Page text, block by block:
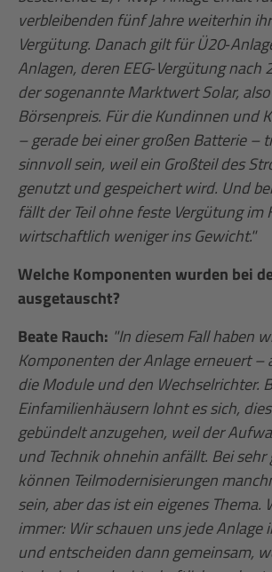
verbleibenden fünf Jahre weiterhin
Vergütung. Danach gilt für
Anlagen, deren EEG‑Vergütung nach
der sogenannte Marktwert Solar,
Börsenpreis. Für die Kundinnen und
– gerade bei einer großen Batterie –
sinnvoll sein, weil ein Großteil des
genutzt und gespeichert wird. Und
fällt der Teil ohne feste Vergütung im
wirtschaftlich weniger ins Gewicht."
Welche Komponenten wurden bei
ausgetauscht?
Beate Rauch: "In diesem Fall haben
Komponenten der Anlage erneuert –
die Module und den Wechselrichter.
Einfamilienhäusern lohnt es sich,
gebündelt anzugehen, weil der
und Technik ohnehin anfällt. Bei
können Teilmodernisierungen
sein, aber das ist ein eigenes Thema.
immer: Wir schauen uns jede Anlage
und entscheiden dann gemeinsam,